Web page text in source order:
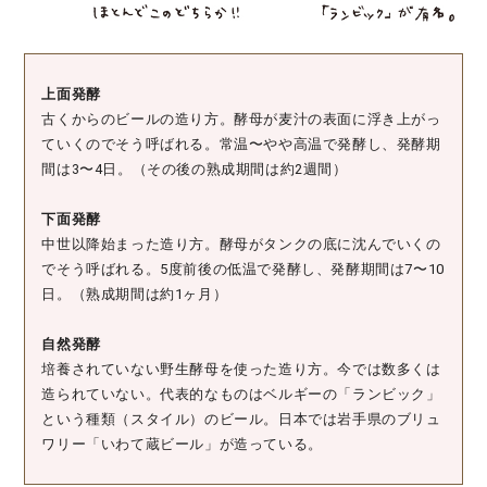
上面発酵
古くからのビールの造り方。酵母が麦汁の表面に浮き上がっ
ていくのでそう呼ばれる。常温〜やや高温で発酵し、発酵期
間は3〜4日。（その後の熟成期間は約2週間）
下面発酵
中世以降始まった造り方。酵母がタンクの底に沈んでいくの
でそう呼ばれる。5度前後の低温で発酵し、発酵期間は7〜10
日。（熟成期間は約1ヶ月）
自然発酵
培養されていない野生酵母を使った造り方。今では数多くは
造られていない。代表的なものはベルギーの「ランビック」
という種類（スタイル）のビール。日本では岩手県のブリュ
ワリー「いわて蔵ビール」が造っている。